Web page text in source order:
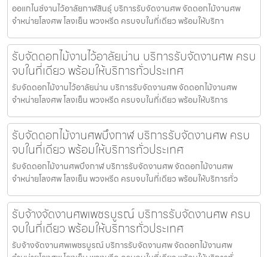
ออแกไนซ์งานไว้อาลัยกาฬสินธุ์ บริการรับจัดงานศพ จัดดอกไม้งานศพ
จำหน่ายโลงศพ โลงเย็น พวงหรีด ครบจบในที่เดียว พร้อมให้บริกา
รับจัดดอกไม้งานไว้อาลัยน่าน บริการรับจัดงานศพ ครบ
จบในที่เดียว พร้อมให้บริการทั่วประเทศ
รับจัดดอกไม้งานไว้อาลัยน่าน บริการรับจัดงานศพ จัดดอกไม้งานศพ
จำหน่ายโลงศพ โลงเย็น พวงหรีด ครบจบในที่เดียว พร้อมให้บริการ
รับจัดดอกไม้งานศพบึงกาฬ บริการรับจัดงานศพ ครบ
จบในที่เดียว พร้อมให้บริการทั่วประเทศ
รับจัดดอกไม้งานศพบึงกาฬ บริการรับจัดงานศพ จัดดอกไม้งานศพ
จำหน่ายโลงศพ โลงเย็น พวงหรีด ครบจบในที่เดียว พร้อมให้บริการทั่ว
รับจ้างจัดงานศพเพชรบูรณ์ บริการรับจัดงานศพ ครบ
จบในที่เดียว พร้อมให้บริการทั่วประเทศ
รับจ้างจัดงานศพเพชรบูรณ์ บริการรับจัดงานศพ จัดดอกไม้งานศพ